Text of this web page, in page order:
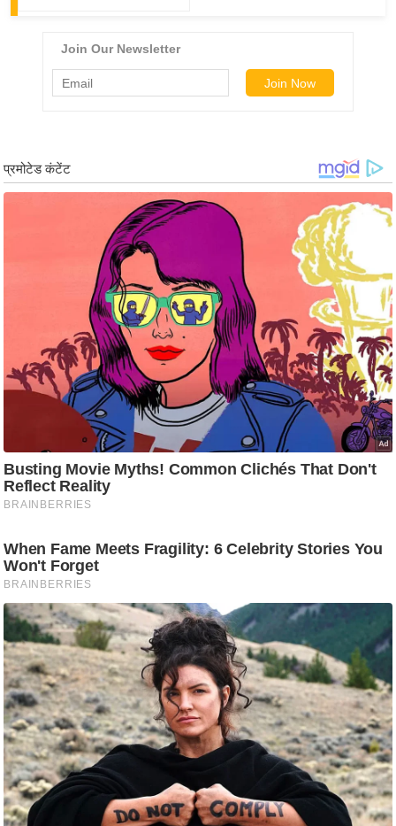
फि
ल्म
k
i
e
w
ला
इ
फ
स्टा
इ
ल
टे
क्नॉ
लॉ
जी
ब्यू
टी